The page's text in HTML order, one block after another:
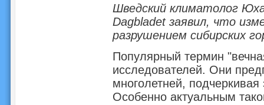
Шведский климатолог
Dagbladet заявил, что
разрушением сибирских
Популярный термин
исследователей. Они
многолетней,
Особенно актуальным